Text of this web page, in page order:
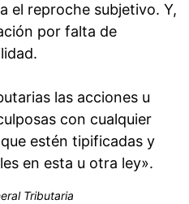
el reproche subjetivo. Y,
por falta de
las acciones u
con cualquier
estén tipificadas y
en esta u otra ley».
Tributaria